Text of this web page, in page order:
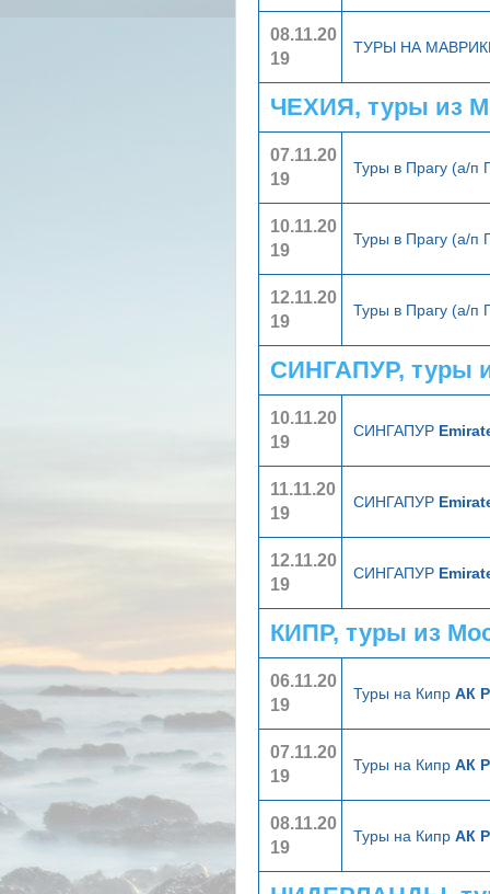
08.11.20
19
ТУРЫ НА
ЧЕХИЯ, туры из
07.11.20
19
Туры в Прагу (а/п
10.11.20
19
Туры в Прагу (а/п
12.11.20
19
Туры в Прагу (а/п
СИНГАПУР, туры
10.11.20
19
СИНГАПУР
11.11.20
19
СИНГАПУР
12.11.20
19
СИНГАПУР
КИПР, туры из
06.11.20
19
Туры на Кипр АК
07.11.20
19
Туры на Кипр АК
08.11.20
19
Туры на Кипр АК